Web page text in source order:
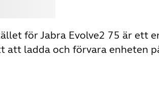
för Jabra Evolve2 75 är ett
att ladda och förvara enheten